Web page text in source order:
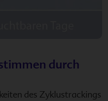
durch
des Zyklustrackings